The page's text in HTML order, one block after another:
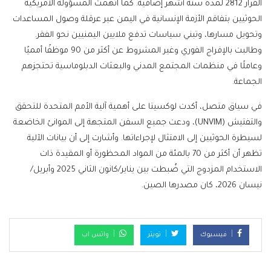
القرار 2812 لمدة ستة أشهر إضافية. كما اتهمت المسؤولة الأمريكية
الحوثيين بتفاقم الأزمة الإنسانية في اليمن عبر عرقلة وصول المساعدات
وتحويل مسارها، وتبني سياسات تدفع ملايين اليمنيين نحو الفقر.
وطالبت بالإفراج الفوري وغير المشروط عن أكثر من 90 موظفًا أمميًا
وعاملًا في منظمات المجتمع المدني والبعثات الدبلوماسية تحتجزهم
الجماعة.
في سياق متصل، أكدت لوكسيتا على أهمية آلية الأمم المتحدة للتحقق
والتفتيش (UNVIM)، ودعت جميع السفن المتجهة إلى الموانئ الخاضعة
لسيطرة الحوثيين إلى الامتثال لإجراءاتها. وأشارت إلى أن بيانات الآلية
تظهر أن أكثر من 70 بالمئة من المواد المحظورة أو المقيدة ذات
الاستخدام المزدوج التي ضُبطت بين يناير/كانون الثاني 2025 وأبريل/
نيسان 2026، كان مصدرها الصين.
فيسبوك تويتر واتس اب